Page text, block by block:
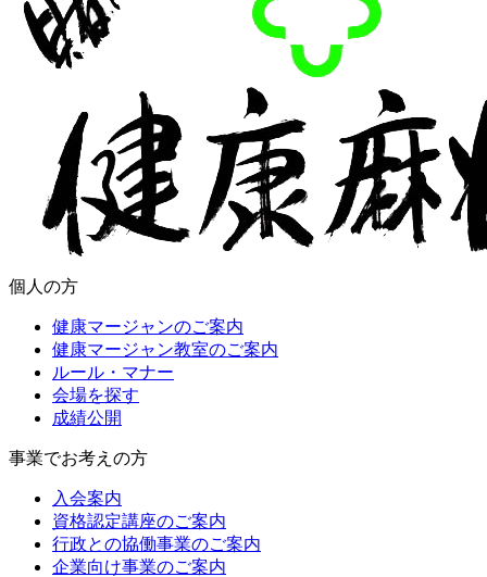
個人の方
健康マージャンのご案内
健康マージャン教室のご案内
ルール・マナー
会場を探す
成績公開
事業でお考えの方
入会案内
資格認定講座のご案内
行政との協働事業のご案内
企業向け事業のご案内